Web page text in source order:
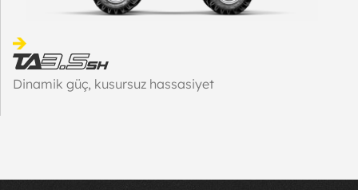
Dinamik güç, kusursuz hassasiyet